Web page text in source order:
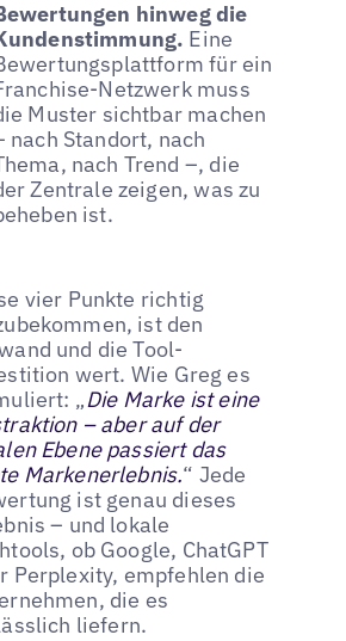
hinweg die
Eine
für ein
Netzwerk muss
Muster sichtbar machen
nach Standort, nach
nach Trend –, die
Zentrale zeigen, was zu
ist.
vier Punkte richtig
ist den
und die Tool-
wert. Wie Greg es
„Die Marke ist eine
– aber auf der
Ebene passiert das
Markenerlebnis.“ Jede
ist genau dieses
– und lokale
ob Google, ChatGPT
Perplexity, empfehlen die
die es
liefern.